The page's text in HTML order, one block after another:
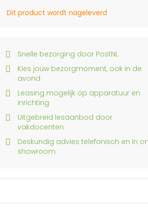
Dit product wordt nageleverd
Snelle bezorging door PostNL
Kies jouw bezorgmoment, ook in de
avond
Leasing mogelijk op apparatuur en
inrichting
Uitgebreid lesaanbod door
vakdocenten
Deskundig advies telefonisch en in
showroom